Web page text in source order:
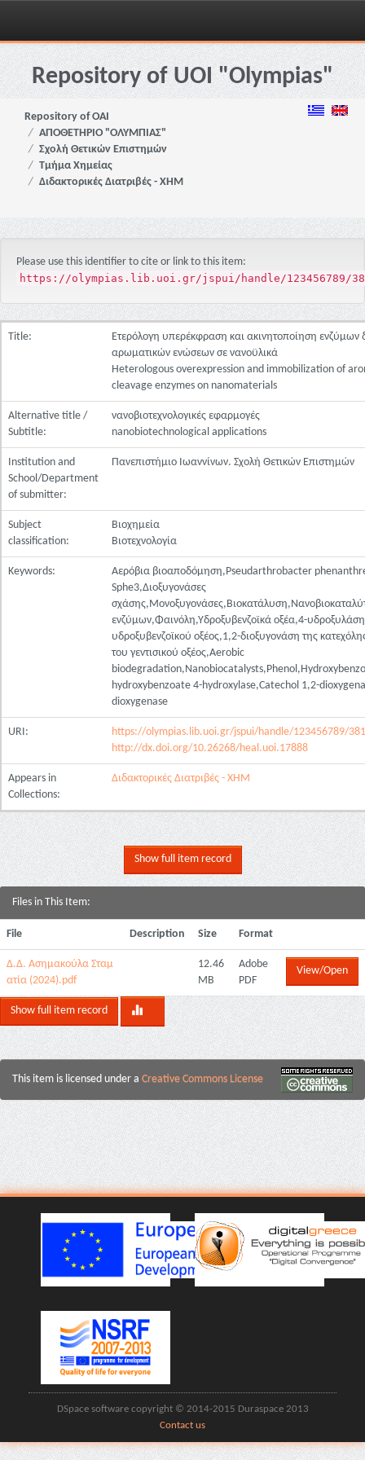
Skip
navigationRepository of UOI "Olympias"
Repository of OAI
ΑΠΟΘΕΤΗΡΙΟ "ΟΛΥΜΠΙΑΣ"
Σχολή Θετικών Επιστημών
Τμήμα Χημείας
Διδακτορικές Διατριβές - ΧΗΜ
Please use this identifier to cite or link to this item:
https://olympias.lib.uoi.gr/jspui/handle/123456789/
Title:
Ετερόλογη υπερέκφραση και ακινητοποίηση ενζύμων
αρωματικών ενώσεων σε νανοϋλικά
Heterologous overexpression and immobilization of
cleavage enzymes on nanomaterials
Alternative title /
Subtitle:
νανοβιοτεχνολογικές εφαρμογές
nanobiotechnological applications
Institution and
School/Department
of submitter:
Πανεπιστήμιο Ιωαννίνων. Σχολή Θετικών Επιστημών
Subject
classification:
Βιοχημεία
Βιοτεχνολογία
Keywords:
Αερόβια βιοαποδόμηση,Pseudarthrobacter
Sphe3,Διοξυγονάσες
ενζύμων,Φαινόλη,Υδροξυβενζοϊκά οξέα,4-
υδροξυβενζοϊκού οξέος,1,2-διοξυγονάση της
του γεντισικού οξέος,Aerobic
hydroxybenzoate 4-hydroxylase,Catechol 1,2-
dioxygenase
URI:
https://olympias.lib.uoi.gr/jspui/handle/123456789/
http://dx.doi.org/10.26268/heal.uoi.17888
Appears in
Collections:
Διδακτορικές Διατριβές - ΧΗΜ
Show full item record
Files in This Item:
File Description Size Format
Δ.Δ. Ασημακούλα Σταμ
ατία (2024).pdf
12.46
MB
Adobe
PDF
View/Open
Show full item record
This item is licensed under a Creative Commons License
DSpace software copyright © 2014-2015 Duraspace 2013
Contact us